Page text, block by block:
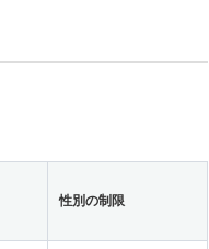
性別の制限